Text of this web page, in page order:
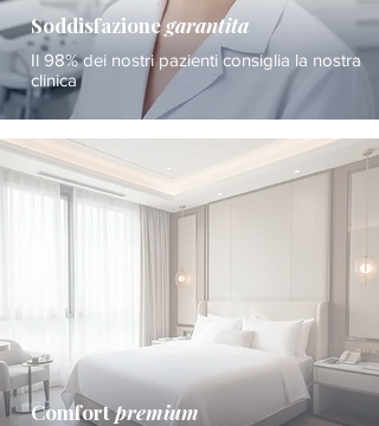
Soddisfazionegarantita
Il 98% dei nostri pazienti consiglia la nostra
clinica
Comfortpremium